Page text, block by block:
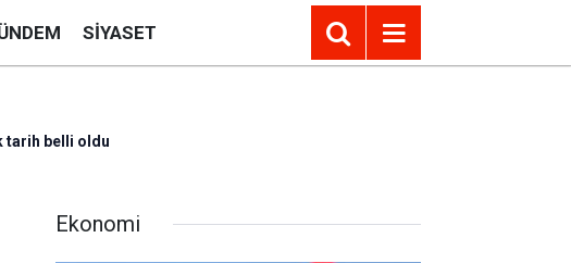
SIYASET
tarih belli oldu
Ekonomi